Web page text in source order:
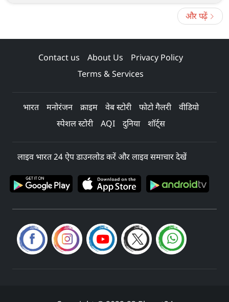
और पढ़ें
Contact us About Us
Privacy Policy
Terms & Services
भारत मनोरंजन क्राइम वेब स्टोरी फोटो गैलरी
वीडियो
स्पेशल स्टोरी
AQI दुनिया शॉर्ट्स
लाइव भारत 24 ऐप डाउनलोड करें और लाइव समाचार देखें